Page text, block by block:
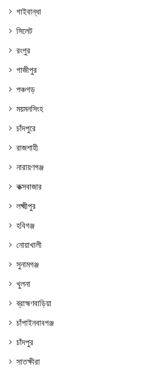
গাইবান্ধা
সিলেট
রংপুর
গাজীপুর
পঞ্চগড়
ময়মনসিংহ
চাঁদপুরে
রাজশাহী
নারায়ণগঞ্জ
কক্সবাজার
লক্ষ্মীপুর
হবিগঞ্জ
নোয়াখালী
সুনামগঞ্জ
খুলনা
ব্রাহ্মণবাড়িয়া
চাঁপাইনবাবগঞ্জ
চাঁদপুর
সাতক্ষীরা